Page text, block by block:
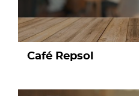
Café Repsol